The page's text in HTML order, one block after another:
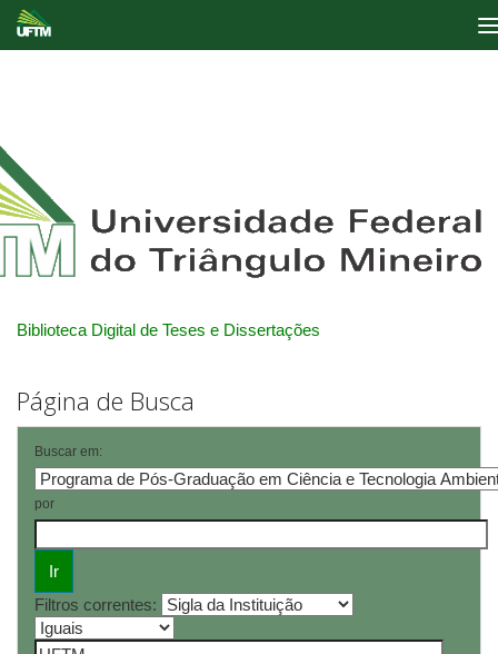
Biblioteca Digital de Teses e Dissertações
Página de Busca
Buscar em:
por
Filtros correntes: